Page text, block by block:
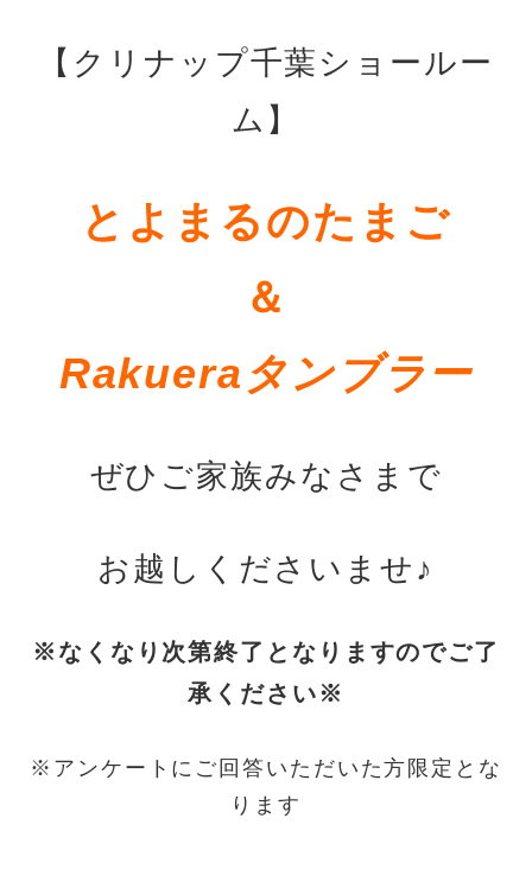
【クリナップ千葉ショールー
ム】
とよまるのたまご
＆
Rakueraタンブラー
ぜひご家族みなさまで
お越しくださいませ♪
※なくなり次第終了となりますのでご了
承ください※
※アンケートにご回答いただいた方限定とな
ります